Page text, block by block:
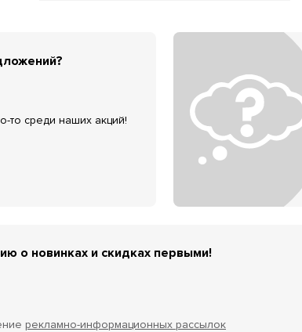
то среди наших акций!
о новинках и скидках первыми!
рекламно-информационных рассылок